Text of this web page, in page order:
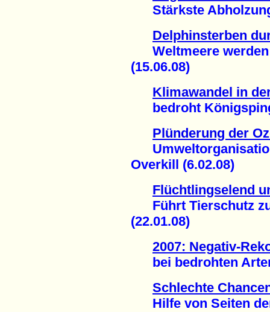
Stärkste
Delphinsterben
Weltmeere werden
(15.06.08)
Klimawandel in
bedroht
Plünderung der
Overkill (6.02.08)
Flüchtlingselend
Führt Tierschutz zu
(22.01.08)
2007: Negativ-
bei bedrohten
Schlechte
Hilfe von Seiten